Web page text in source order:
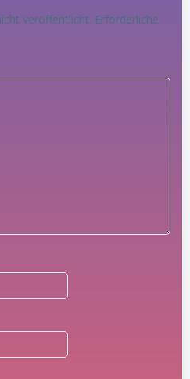
veröffentlicht. Erforderliche